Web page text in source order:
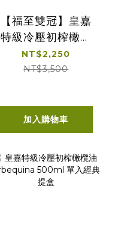
【福至雙冠】皇嘉
特級冷壓初榨橄欖
油500ml 2入組
NT$2,250
NT$3,500
加入購物車